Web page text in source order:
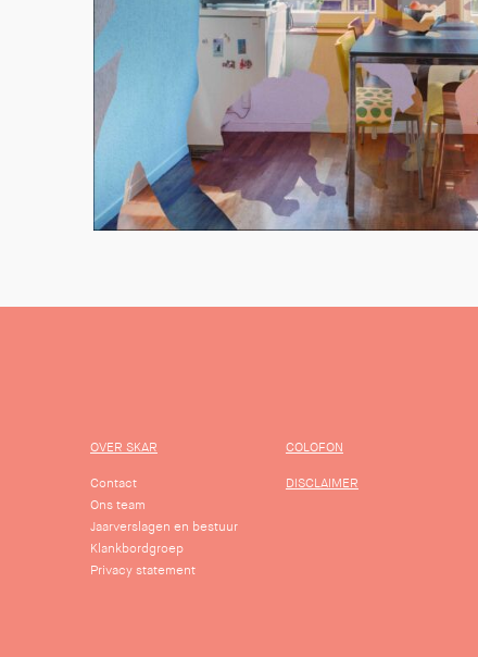
OVER SKAR
Contact
Ons team
Jaarverslagen en bestuur
Klankbordgroep
Privacy statement
COLOFON
DISCLAIMER